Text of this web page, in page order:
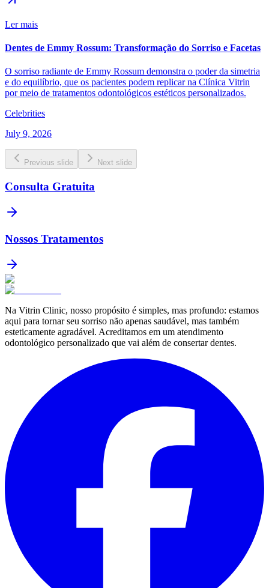
Ler mais
Dentes de Emmy Rossum: Transformação do Sorriso e Facetas
O sorriso radiante de Emmy Rossum demonstra o poder da simetria
e do equilíbrio, que os pacientes podem replicar na Clínica Vitrin
por meio de tratamentos odontológicos estéticos personalizados.
Celebrities
July 9, 2026
Previous slide Next slide
Consulta Gratuita
Nossos Tratamentos
Na Vitrin Clinic, nosso propósito é simples, mas profundo: estamos
aqui para tornar seu sorriso não apenas saudável, mas também
esteticamente agradável. Acreditamos em um atendimento
odontológico personalizado que vai além de consertar dentes.